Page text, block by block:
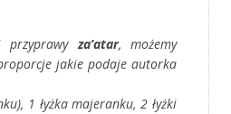
przyprawyza’atar, możemy
jakie podaje autorka
1 łyżka majeranku, 2 łyżki